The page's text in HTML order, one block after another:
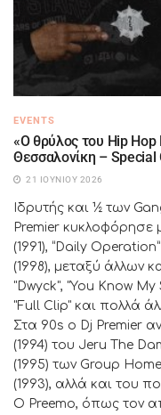
EVENTS
«Ο θρύλος του Hip
Θεσσαλονίκη –
21 ΙΟΥΝΊΟΥ 2026
Ιδρυτής και ½ των
Premier κυκλοφόρησε
(1991), “Daily
(1998), μεταξύ άλλων
"Dwyck", "You Know My
"Full Clip" και πολλά
Στα 90s o Dj Premier
(1994) του Jeru The
(1995) των Group
(1993), αλλά και του
O Preemo, όπως τον